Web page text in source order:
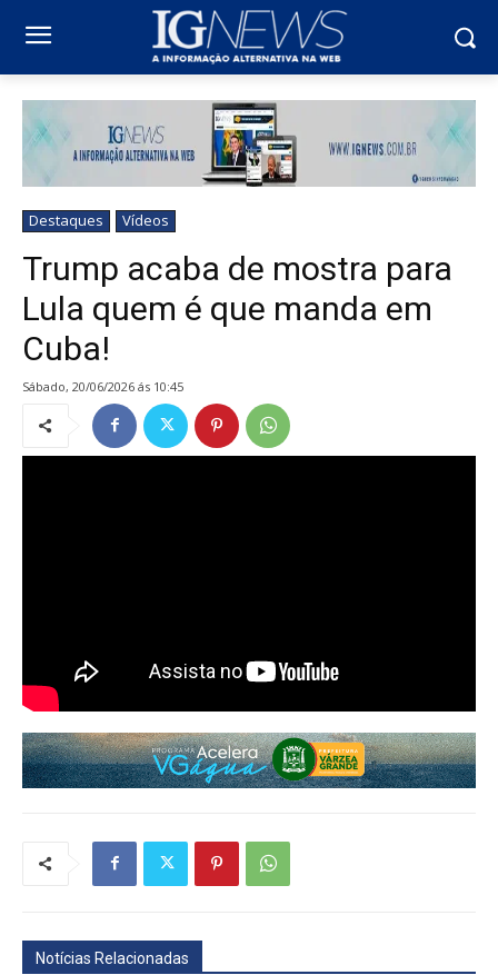
Destaques Vídeos
Trump acaba de mostra para
Lula quem é que manda em
Cuba!
sábado, 20/06/2026 ás 10:45
Notícias Relacionadas